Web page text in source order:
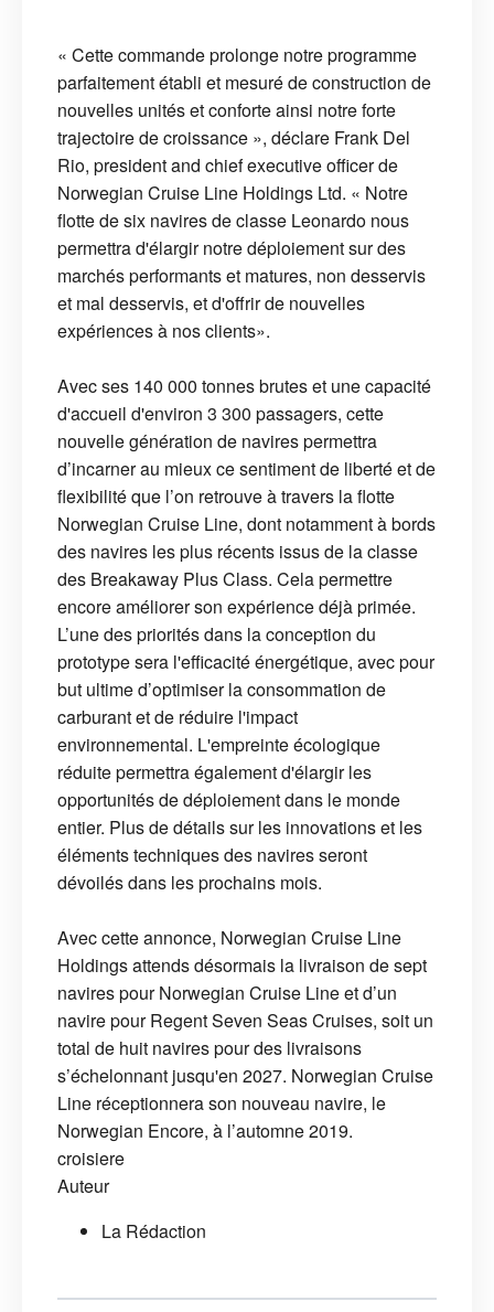
« Cette commande prolonge notre programme
parfaitement établi et mesuré de construction de
nouvelles unités et conforte ainsi notre forte
trajectoire de croissance », déclare Frank Del
Rio, president and chief executive officer de
Norwegian Cruise Line Holdings Ltd. « Notre
flotte de six navires de classe Leonardo nous
permettra d'élargir notre déploiement sur des
marchés performants et matures, non desservis
et mal desservis, et d'offrir de nouvelles
expériences à nos clients».
Avec ses 140 000 tonnes brutes et une capacité
d'accueil d'environ 3 300 passagers, cette
nouvelle génération de navires permettra
d’incarner au mieux ce sentiment de liberté et de
flexibilité que l’on retrouve à travers la flotte
Norwegian Cruise Line, dont notamment à bords
des navires les plus récents issus de la classe
des Breakaway Plus Class. Cela permettre
encore améliorer son expérience déjà primée.
L’une des priorités dans la conception du
prototype sera l'efficacité énergétique, avec pour
but ultime d’optimiser la consommation de
carburant et de réduire l'impact
environnemental. L'empreinte écologique
réduite permettra également d'élargir les
opportunités de déploiement dans le monde
entier. Plus de détails sur les innovations et les
éléments techniques des navires seront
dévoilés dans les prochains mois.
Avec cette annonce, Norwegian Cruise Line
Holdings attends désormais la livraison de sept
navires pour Norwegian Cruise Line et d’un
navire pour Regent Seven Seas Cruises, soit un
total de huit navires pour des livraisons
s’échelonnant jusqu'en 2027. Norwegian Cruise
Line réceptionnera son nouveau navire, le
Norwegian Encore, à l’automne 2019.
croisiere
Auteur
La Rédaction